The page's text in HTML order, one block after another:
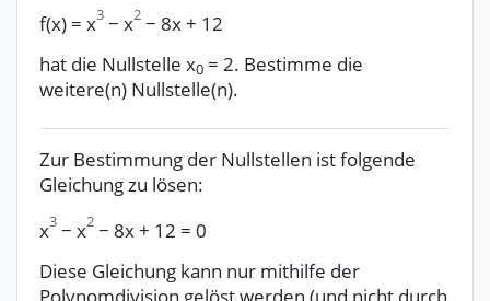
f(x) = x3 − x2 − 8x+ 12
hat die Nullstelle x0 = 2. Bestimme die
weitere(n) Nullstelle(n).
Zur Bestimmung der Nullstellen ist folgende
Gleichung zu lösen:
x3 − x2 − 8x+ 12 = 0
Diese Gleichung kann nur mithilfe der